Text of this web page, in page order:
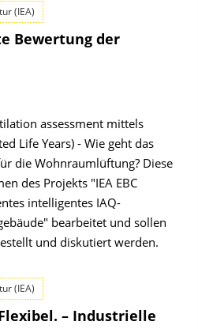
(IEA)
Bewertung der
assessment mittels
Life Years) - Wie geht das
die Wohn­raum­lüftung? Diese
des Projekts "IEA EBC
intelligentes IAQ-
bearbeitet und sollen
und diskutiert werden.
(IEA)
– Industrielle